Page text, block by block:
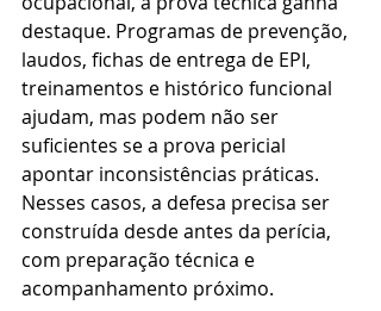
destaque. Programas de prevenção,
laudos, fichas de entrega de EPI,
treinamentos e histórico funcional
ajudam, mas podem não ser
suficientes se a prova pericial
apontar inconsistências práticas.
Nesses casos, a defesa precisa ser
construída desde antes da perícia,
com preparação técnica e
acompanhamento próximo.